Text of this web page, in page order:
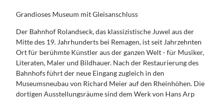
Grandioses Museum mit Gleisanschluss
Der Bahnhof Rolandseck, das klassizistische Juwel aus der
Mitte des 19. Jahrhunderts bei Remagen, ist seit Jahrzehnten
Ort für berühmte Künstler aus der ganzen Welt - für Musiker,
Literaten, Maler und Bildhauer. Nach der Restaurierung des
Bahnhofs führt der neue Eingang zugleich in den
Museumsneubau von Richard Meier auf den Rheinhöhen. Die
dortigen Ausstellungsräume sind dem Werk von Hans Arp